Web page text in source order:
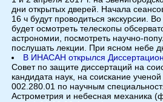
дни открытых дверей. Начала
16 ч будут проводиться экскурсии.
будет осмотреть телескопы
астрономии, посмотреть научно-
послушать лекции. При ясном небе
В ИНАСАН открылся
Совет по защите диссертаций на
кандидата наук, на соискание
002.280.01 по научным
Астрометрия и небесная механика